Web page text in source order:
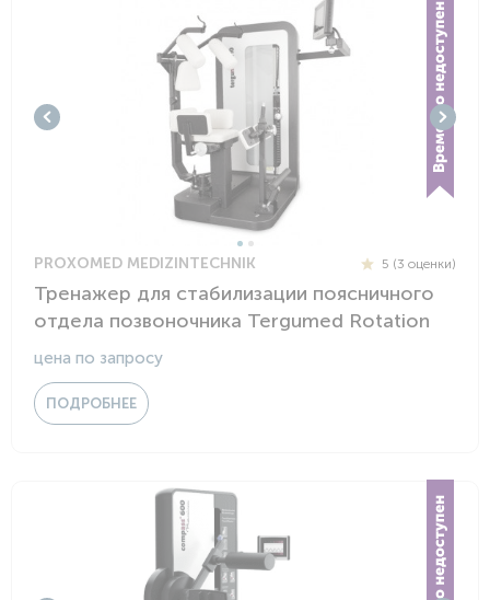
PROXOMED MEDIZINTECHNIK 5 (3 оценки)
Тренажер для стабилизации поясничного
отдела позвоночника Tergumed Rotation
цена по запросу
ПОДРОБНЕЕ